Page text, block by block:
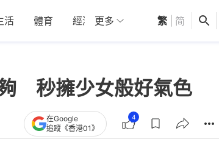
活 體育 經濟 01深圳 觀點 健康
更多 繁 简
秒擁少女般好氣色
在Google
追蹤《香港01》
4